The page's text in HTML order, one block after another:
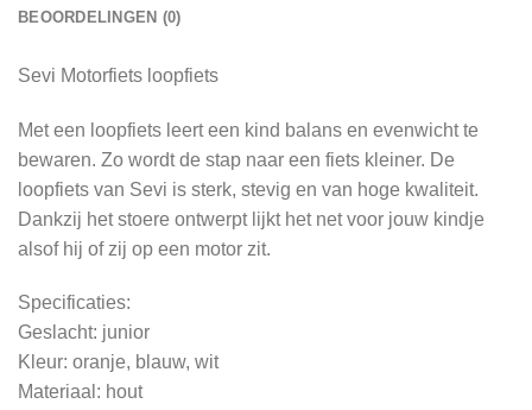
BEOORDELINGEN (0)
Sevi Motorfiets loopfiets
Met een loopfiets leert een kind balans en evenwicht te
bewaren. Zo wordt de stap naar een fiets kleiner. De
loopfiets van Sevi is sterk, stevig en van hoge kwaliteit.
Dankzij het stoere ontwerpt lijkt het net voor jouw kindje
alsof hij of zij op een motor zit.
Specificaties:
Geslacht: junior
Kleur: oranje, blauw, wit
Materiaal: hout